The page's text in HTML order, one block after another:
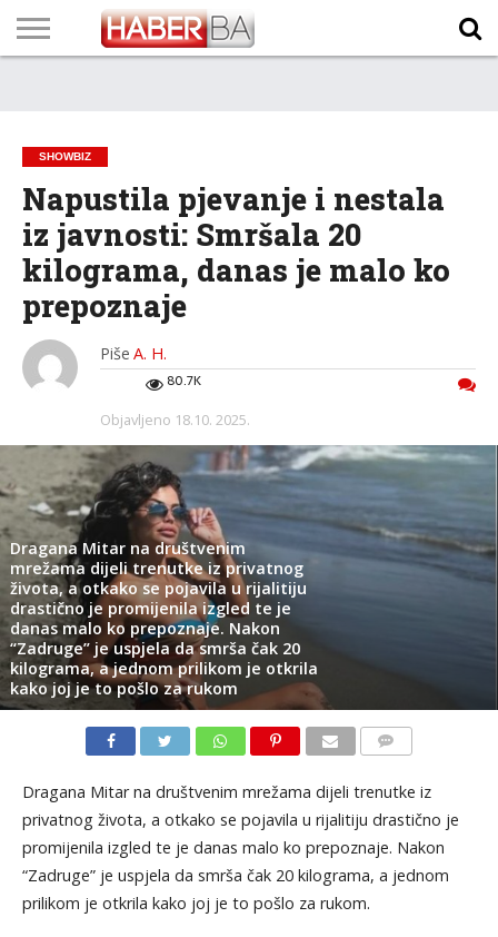
SHOWBIZ
Napustila pjevanje i nestala
iz javnosti: Smršala 20
kilograma, danas je malo ko
prepoznaje
Piše A. H.
80.7K
Objavljeno 18.10. 2025.
Dragana Mitar na društvenim
mrežama dijeli trenutke iz privatnog
života, a otkako se pojavila u rijalitiju
drastično je promijenila izgled te je
danas malo ko prepoznaje. Nakon
“Zadruge” je uspjela da smrša čak 20
kilograma, a jednom prilikom je otkrila
kako joj je to pošlo za rukom
Dragana Mitar na društvenim mrežama dijeli trenutke iz
privatnog života, a otkako se pojavila u rijalitiju drastično je
promijenila izgled te je danas malo ko prepoznaje. Nakon
“Zadruge” je uspjela da smrša čak 20 kilograma, a jednom
prilikom je otkrila kako joj je to pošlo za rukom.